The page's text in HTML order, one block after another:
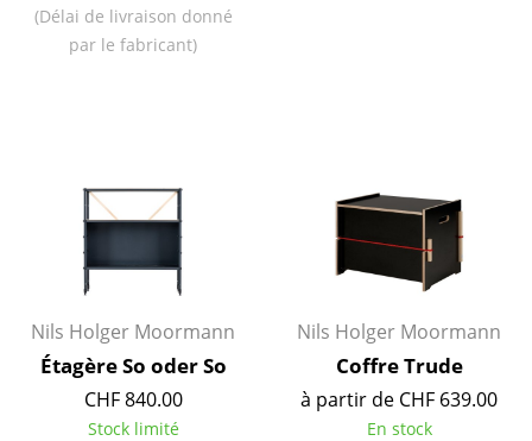
Plateaux
Coussins
Tapis
... voir tous les accessoires
Espaces
(Délai de livraison donné
par le fabricant)
Nils Holger Moormann
Étagère So oder So
CHF 840.00
Stock limité
Nils Holger Moormann
Coffre Trude
à partir de CHF 639.00
En stock